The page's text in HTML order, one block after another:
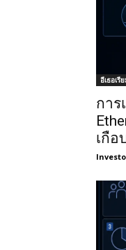
อีเธอเรี
การ
เกือ